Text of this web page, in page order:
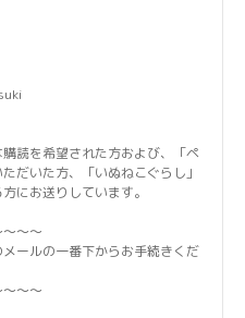
読を希望された方および、「ペ
だいた方、「いぬねこぐらし」
にお送りしています。
～～
ールの一番下からお手続きくだ
～～